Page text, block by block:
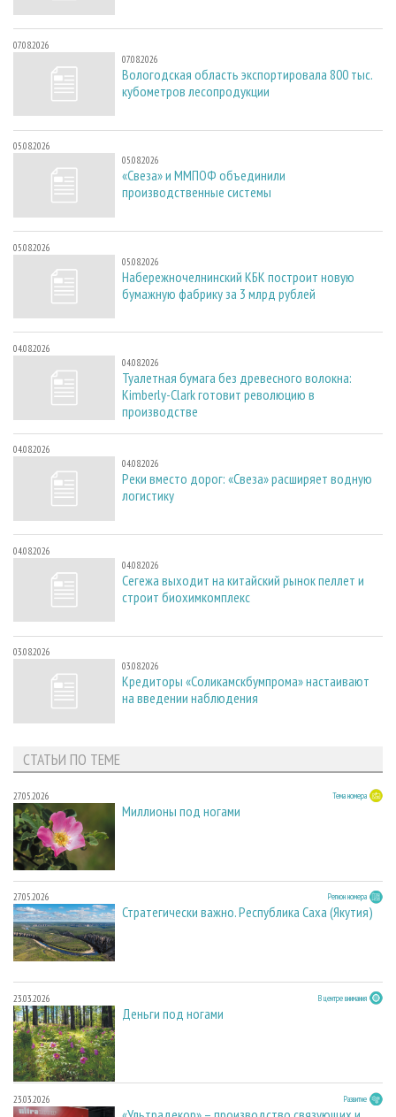
07.08.2026
07.08.2026
Вологодская область экспортировала 800 тыс.
кубометров лесопродукции
05.08.2026
05.08.2026
«Свеза» и ММПОФ объединили
производственные системы
05.08.2026
05.08.2026
Набережночелнинский КБК построит новую
бумажную фабрику за 3 млрд рублей
04.08.2026
04.08.2026
Туалетная бумага без древесного волокна:
Kimberly-Clark готовит революцию в
производстве
04.08.2026
04.08.2026
Реки вместо дорог: «Свеза» расширяет водную
логистику
04.08.2026
04.08.2026
Сегежа выходит на китайский рынок пеллет и
строит биохимкомплекс
03.08.2026
03.08.2026
Кредиторы «Соликамскбумпрома» настаивают
на введении наблюдения
СТАТЬИ ПО ТЕМЕ
27.05.2026 Тема номера
Миллионы под ногами
27.05.2026 Регион номера
Стратегически важно. Республика Саха (Якутия)
23.03.2026 В центре внимания
Деньги под ногами
23.03.2026 Развитие